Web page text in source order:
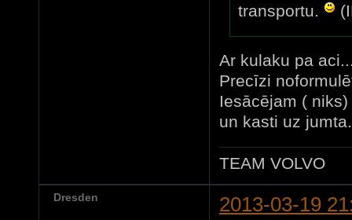
transportu.
Ar kulaku pa
Precīzi
Iesācējam (
un kasti uz
TEAM VOLVO
Dresden 2013-03-19